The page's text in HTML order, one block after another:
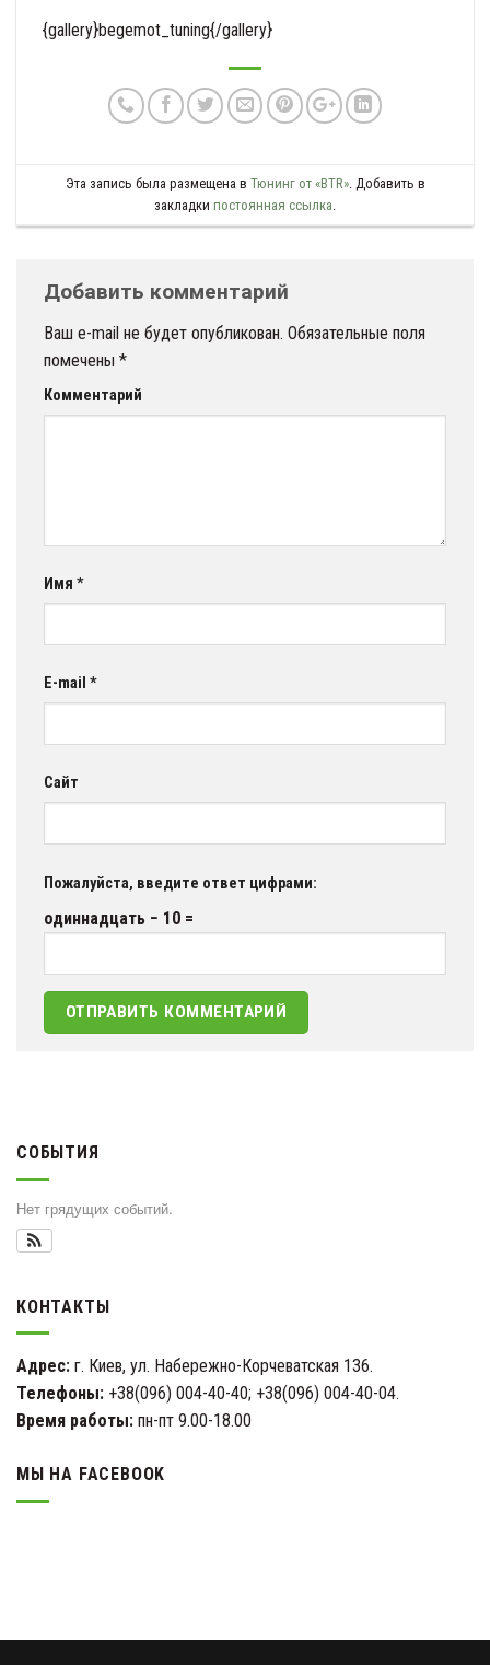
{gallery}begemot_tuning{/gallery}
Эта запись была размещена в Тюнинг от «BTR». Добавить в
закладки постоянная ссылка
Добавить комментарий
Ваш e-mail не будет опубликован. Обязательные поля
помечены *
Комментарий
Имя *
E-mail *
Сайт
Пожалуйста, введите ответ цифрами:
одиннадцать − 10 =
СОБЫТИЯ
Нет грядущих событий.
КОНТАКТЫ
Адрес: г. Киев, ул. Набережно-Корчеватская 136.
Телефоны: +38(096) 004-40-40; +38(096) 004-40-04.
Время работы: пн-пт 9.00-18.00
МЫ НА FACEBOOK